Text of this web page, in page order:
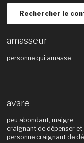
Rechercher le
amasseur
personne qui amasse
avare
peu abondant, maigre
craignant de dépenser
personne craignant de